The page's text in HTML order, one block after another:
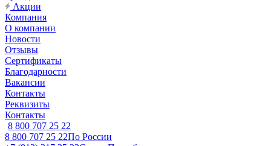
Акции
Компания
О компании
Новости
Отзывы
Сертификаты
Благодарности
Вакансии
Контакты
Реквизиты
Контакты
8 800 707 25 22
8 800 707 25 22По России